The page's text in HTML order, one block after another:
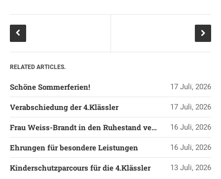
KLASSE 3B BUDEUS
LEITBILD UNSERER
GRUNDSCHULE
GANZTAGSGRUNDSCHULE
KONTAKT
OGGS DOWNLOADS
SCHULPFLEGSCHAFT
RELATED ARTICLES.
Schöne Sommerferien! 17 Juli, 2026
Verabschiedung der 4.Klässler 17 Juli, 2026
Frau Weiss-Brandt in den Ruhestand verabschiedet 16 Juli, 2026
Ehrungen für besondere Leistungen 16 Juli, 2026
Kinderschutzparcours für die 4.Klässler 13 Juli, 2026